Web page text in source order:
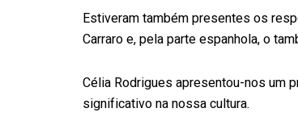
Estiveram também presentes os
Carraro e, pela parte espanhola, o
Célia Rodrigues apresentou-nos um
significativo na nossa cultura.